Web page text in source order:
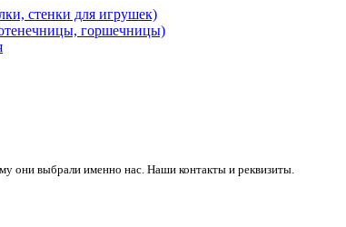
стенки для игрушек)
горшечницы)
они выбрали именно нас. Наши контакты и реквизиты.